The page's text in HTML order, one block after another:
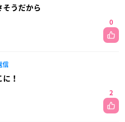
そうだから
0
信
！
2